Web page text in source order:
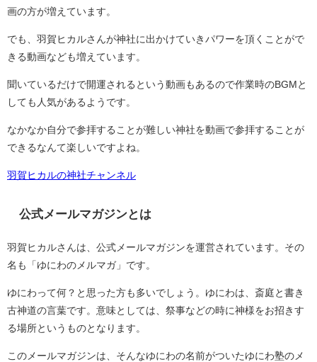
画の方が増えています。
でも、羽賀ヒカルさんが神社に出かけていきパワーを頂くことがで
きる動画なども増えています。
聞いているだけで開運されるという動画もあるので作業時のBGMと
しても人気があるようです。
なかなか自分で参拝することが難しい神社を動画で参拝することが
できるなんて楽しいですよね。
羽賀ヒカルの神社チャンネル
公式メールマガジンとは
羽賀ヒカルさんは、公式メールマガジンを運営されています。その
名も「ゆにわのメルマガ」です。
ゆにわって何？と思った方も多いでしょう。ゆにわは、斎庭と書き
古神道の言葉です。意味としては、祭事などの時に神様をお招きす
る場所というものとなります。
このメールマガジンは、そんなゆにわの名前がついたゆにわ塾のメ